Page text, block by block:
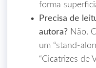
forma
Precisa de
autora? Não.
um
“Cicatrizes de